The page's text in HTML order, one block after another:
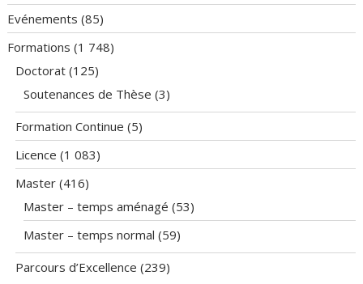
Evénements (85)
Formations (1 748)
Doctorat (125)
Soutenances de Thèse (3)
Formation Continue (5)
Licence (1 083)
Master (416)
Master – temps aménagé (53)
Master – temps normal (59)
Parcours d’Excellence (239)